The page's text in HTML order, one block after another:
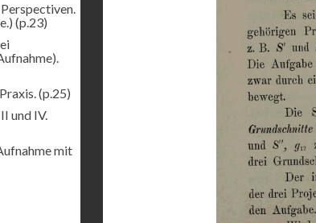
(p.23)
(p.25)
und IV.
mit